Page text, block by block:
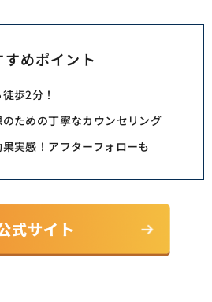
すめポイント
歩2分！
ための丁寧なカウンセリング
実感！アフターフォローも